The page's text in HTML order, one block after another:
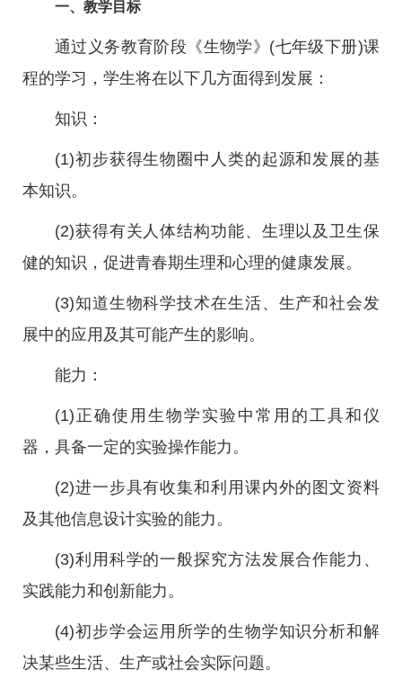
一、教学目标
通过义务教育阶段《生物学》(七年级下册)课
程的学习，学生将在以下几方面得到发展：
知识：
(1)初步获得生物圈中人类的起源和发展的基
本知识。
(2)获得有关人体结构功能、生理以及卫生保
健的知识，促进青春期生理和心理的健康发展。
(3)知道生物科学技术在生活、生产和社会发
展中的应用及其可能产生的影响。
能力：
(1)正确使用生物学实验中常用的工具和仪
器，具备一定的实验操作能力。
(2)进一步具有收集和利用课内外的图文资料
及其他信息设计实验的能力。
(3)利用科学的一般探究方法发展合作能力、
实践能力和创新能力。
(4)初步学会运用所学的生物学知识分析和解
决某些生活、生产或社会实际问题。